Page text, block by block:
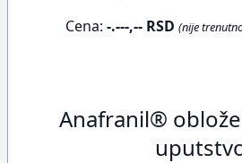
Cena: -.---,-- RSD (nije
Anafranil®